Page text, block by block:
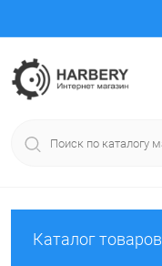
Каталог товаров